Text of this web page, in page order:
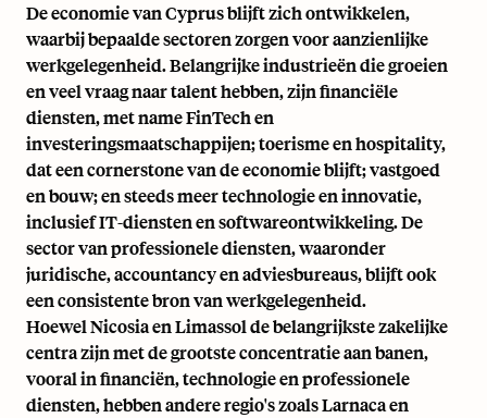
De economie van Cyprus blijft zich ontwikkelen,
waarbij bepaalde sectoren zorgen voor aanzienlijke
werkgelegenheid. Belangrijke industrieën die groeien
en veel vraag naar talent hebben, zijn financiële
diensten, met name FinTech en
investeringsmaatschappijen; toerisme en hospitality,
dat een cornerstone van de economie blijft; vastgoed
en bouw; en steeds meer technologie en innovatie,
inclusief IT-diensten en softwareontwikkeling. De
sector van professionele diensten, waaronder
juridische, accountancy en adviesbureaus, blijft ook
een consistente bron van werkgelegenheid.
Hoewel Nicosia en Limassol de belangrijkste zakelijke
centra zijn met de grootste concentratie aan banen,
vooral in financiën, technologie en professionele
diensten, hebben andere regio's zoals Larnaca en